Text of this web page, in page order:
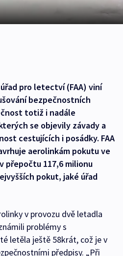
pro letectví (FAA) viní
bezpečnostních
totiž i nadále
se objevily závady a
cestujících i posádky. FAA
aerolinkám pokutu ve
přepočtu 117,6 milionu
pokut, jaké úřad
v provozu dvě letadla
problémy s
letěla ještě 58krát, což je v
předpisy. „Při